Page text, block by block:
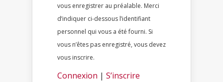
vous enregistrer au préalable. Merci
d’indiquer ci-dessous l’identifiant
personnel qui vous a été fourni. Si
vous n’êtes pas enregistré, vous devez
vous inscrire.
Connexion | S’inscrire